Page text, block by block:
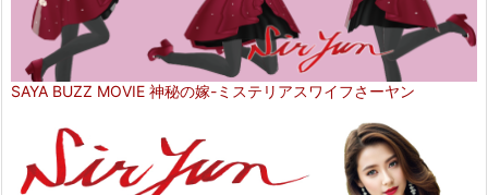
SAYA BUZZ MOVIE 神秘の嫁-ミステリアスワイフさーヤン